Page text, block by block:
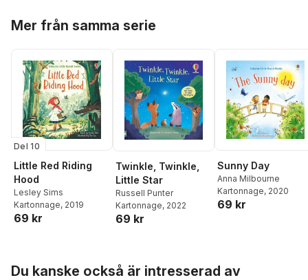
Mer från samma serie
Del 10
Little Red Riding
Hood
Lesley Sims
Kartonnage, 2019
69 kr
Twinkle, Twinkle,
Little Star
Russell Punter
Kartonnage, 2022
69 kr
Sunny Day
Anna Milbourne
Kartonnage, 2020
69 kr
Du kanske också är intresserad av